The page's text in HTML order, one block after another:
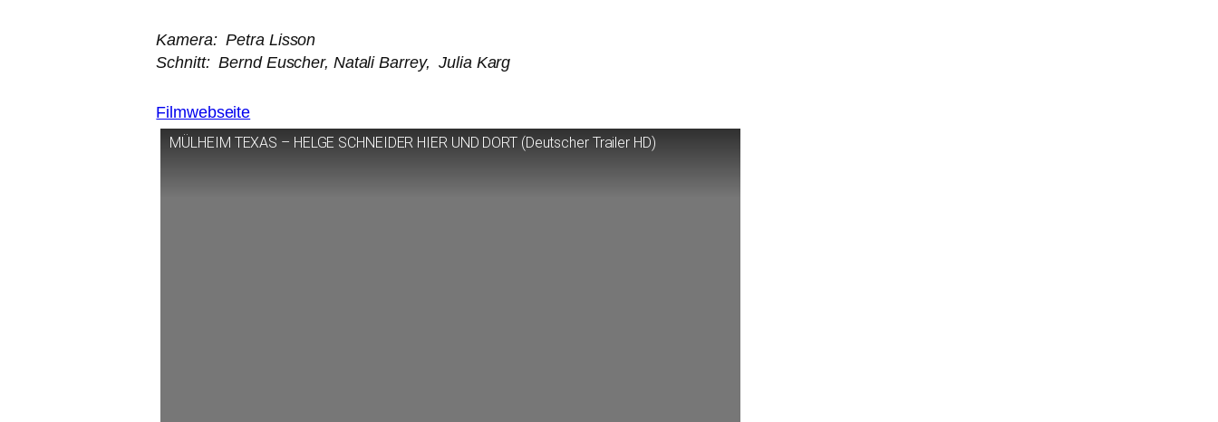
Kamera: Petra Lisson
Schnitt: Bernd Euscher, Natali Barrey, Julia Karg
Filmwebseite
MÜLHEIM TEXAS – HELGE SCHNEIDER HIER UND DORT(Deutscher Trailer HD)